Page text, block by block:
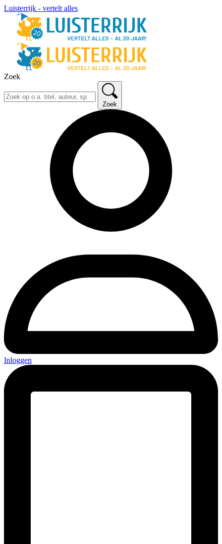
Luisterrijk - vertelt alles
Zoek
Zoek
Inloggen